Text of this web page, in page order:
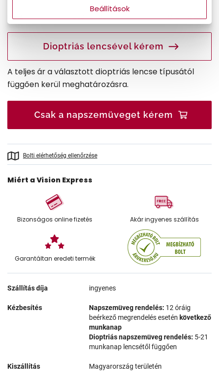
Méret: L53/16/145 Mi a méretem?
Dioptriás lencsével kérem
A teljes ár a választott dioptriás lencse típusától
függően kerül meghatározásra.
Csak a napszemüveget kérem
Bolti elérhetőség ellenőrzése
Miért a Vision Express
Bizonságos online fizetés Akár ingyenes szállítás
Garantáltan eredeti termék
Szállítás díja ingyenes
Kézbesítés Napszemüveg rendelés: 12 óráig
beérkező megrendelés esetén következő
munkanap
Dioptriás napszemüveg rendelés: 5-21
munkanap lencsétől függően
Kiszállítás Magyarország területén
Beállítások